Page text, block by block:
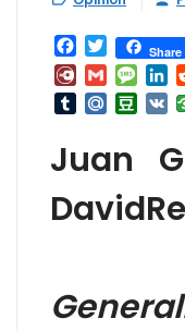
Facebook
TwitterShare
Diary.Ru
Gmail
TumblrMail.Ru
Juan